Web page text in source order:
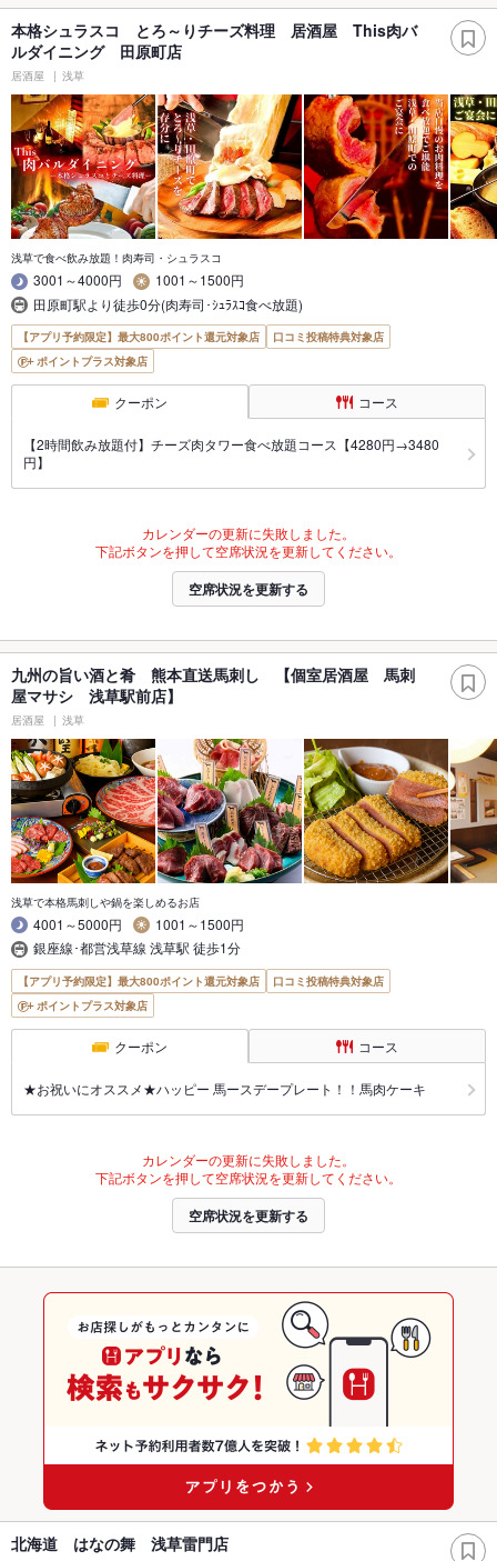
本格シュラスコ とろ～りチーズ料理 居酒屋 This肉バ
ルダイニング 田原町店
居酒屋 浅草
浅草で食べ飲み放題！肉寿司・シュラスコ
3001～4000円
1001～1500円
田原町駅より徒歩0分(肉寿司･ｼｭﾗｽｺ食べ放題)
【アプリ予約限定】最大800ポイント還元対象店
口コミ投稿特典対象店
ポイントプラス対象店
クーポン コース
【2時間飲み放題付】チーズ肉タワー食べ放題コース【4280円→3480
円】
カレンダーの更新に失敗しました。
下記ボタンを押して空席状況を更新してください。
空席状況を更新する
九州の旨い酒と肴 熊本直送馬刺し 【個室居酒屋 馬刺
屋マサシ 浅草駅前店】
居酒屋 浅草
浅草で本格馬刺しや鍋を楽しめるお店
4001～5000円
1001～1500円
銀座線･都営浅草線 浅草駅 徒歩1分
【アプリ予約限定】最大800ポイント還元対象店
口コミ投稿特典対象店
ポイントプラス対象店
クーポン コース
★お祝いにオススメ★ハッピー 馬ースデープレート！！馬肉ケーキ
カレンダーの更新に失敗しました。
下記ボタンを押して空席状況を更新してください。
空席状況を更新する
北海道 はなの舞 浅草雷門店